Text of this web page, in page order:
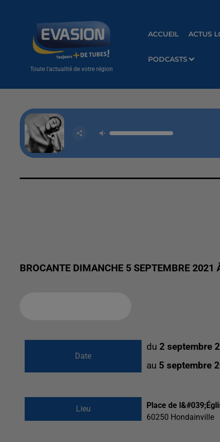
Toute l'actualité de votre région
ACCUEIL ACTUS
PODCASTS
BROCANTE DIMANCHE 5 SEPTEMBRE
Date
du2 septembre
au 5 septembre
Lieu
Place de
60250 Hondainville